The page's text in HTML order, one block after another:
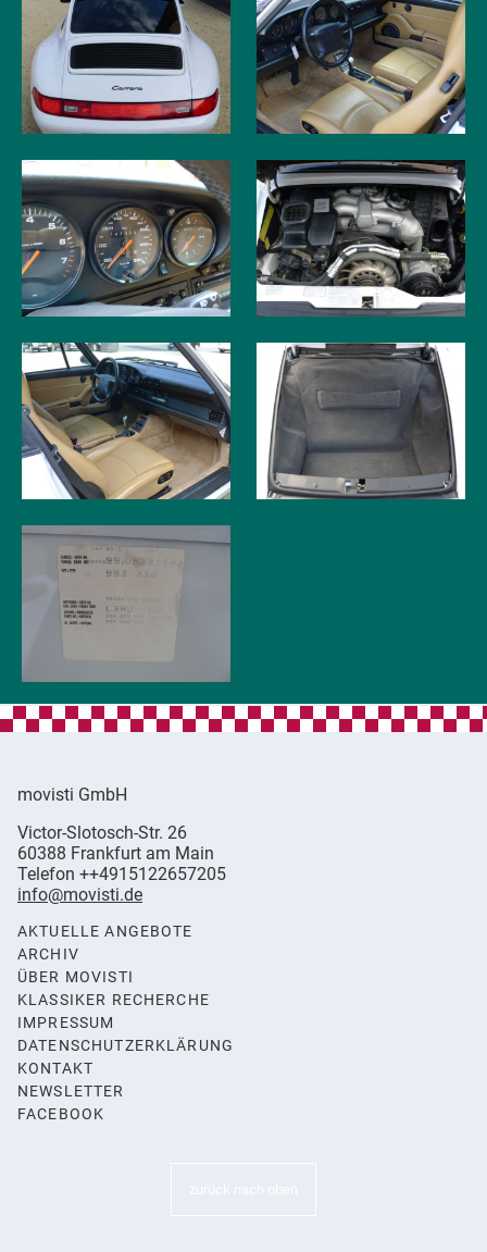
movisti GmbH
classic
automobiles
Victor-Slotosch-Str. 26
60388 Frankfurt am Main
Germany
Telefon ++4915122657205
info@movisti.de
AKTUELLE ANGEBOTE
ARCHIV
ÜBER MOVISTI
KLASSIKER RECHERCHE
IMPRESSUM
DATENSCHUTZERKLÄRUNG
KONTAKT
NEWSLETTER
FACEBOOK